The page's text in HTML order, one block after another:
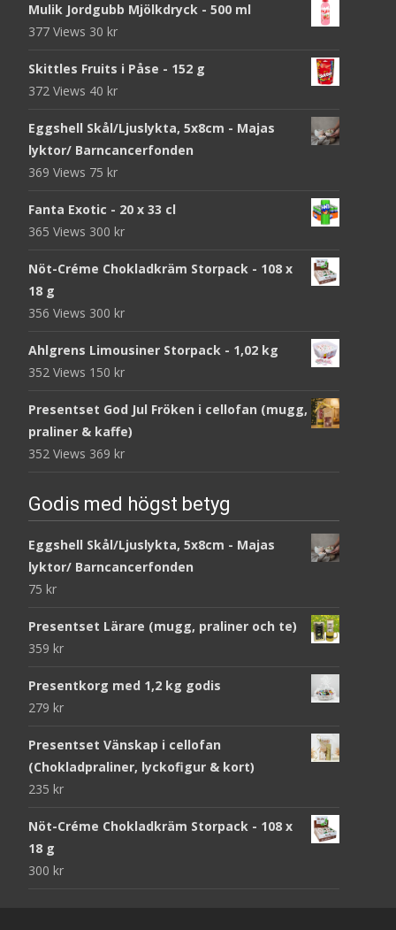
Mulik Jordgubb Mjölkdryck - 500 ml
377 Views 30 kr
Skittles Fruits i Påse - 152 g
372 Views 40 kr
Eggshell Skål/Ljuslykta, 5x8cm - Majas
lyktor/ Barncancerfonden
369 Views 75 kr
Fanta Exotic - 20 x 33 cl
365 Views 300 kr
Nöt-Créme Chokladkräm Storpack - 108 x
18 g
356 Views 300 kr
Ahlgrens Limousiner Storpack - 1,02 kg
352 Views 150 kr
Presentset God Jul Fröken i cellofan (mugg,
praliner & kaffe)
352 Views 369 kr
Godis med högst betyg
Eggshell Skål/Ljuslykta, 5x8cm - Majas
lyktor/ Barncancerfonden
75 kr
Presentset Lärare (mugg, praliner och te)
359 kr
Presentkorg med 1,2 kg godis
279 kr
Presentset Vänskap i cellofan
(Chokladpraliner, lyckofigur & kort)
235 kr
Nöt-Créme Chokladkräm Storpack - 108 x
18 g
300 kr